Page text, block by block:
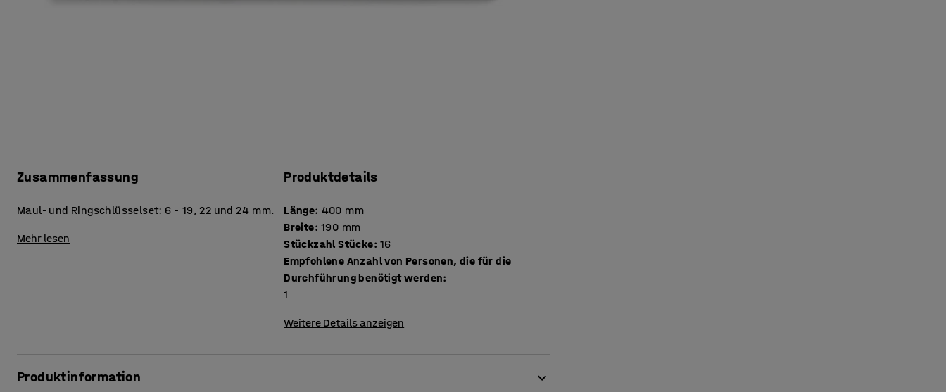
Zusammenfassung
Maul- und Ringschlüsselset: 6 ‑ 19, 22 und 24 mm.
Mehr lesen
Produktdetails
Länge: 400 mm
Breite: 190 mm
Stückzahl Stücke: 16
Empfohlene Anzahl von Personen, die für die
Durchführung benötigt werden:
1
Weitere Details anzeigen
Produktinformation